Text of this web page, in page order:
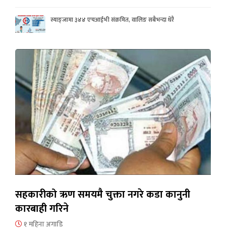
स्याङ्जामा ३४४ एचआईभी संक्रमित, वालिङ सबैभन्दा धेरै
सहकारीको ऋण समयमै चुक्ता नगरे कडा कानुनी
कारबाही गरिने
१ महिना अगाडि